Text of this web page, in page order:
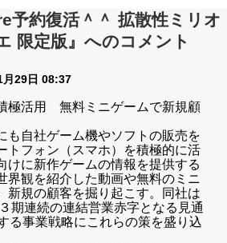
予約復活＾＾ 拡散性ミリオ
限定版』へのコメント
月29日 08:37
極活用 無料ミニゲームで新規顧
自社ゲーム機やソフトの販売を
トフォン（スマホ）を積極的に活
けに新作ゲームの情報を提供する
界観を紹介した動画や無料のミニ
新規の顧客を掘り起こす。同社は
期連続の連結営業赤字となる見通
る事業戦略にこれらの策を盛り込